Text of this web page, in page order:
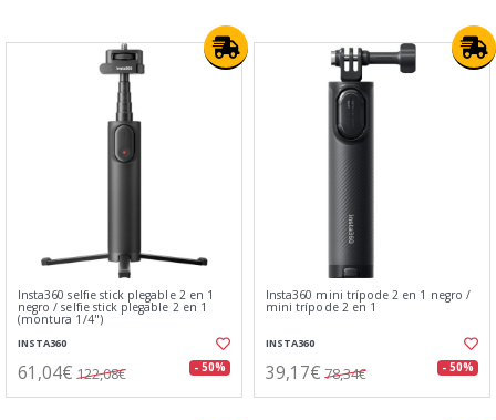
Insta360 selfie stick plegable 2 en 1
negro / selfie stick plegable 2 en 1
(montura 1/4")
INSTA360
61,04€ 122,08€ - 50%
Insta360 mini trípode 2 en 1 negro /
mini trípode 2 en 1
INSTA360
39,17€ 78,34€ - 50%